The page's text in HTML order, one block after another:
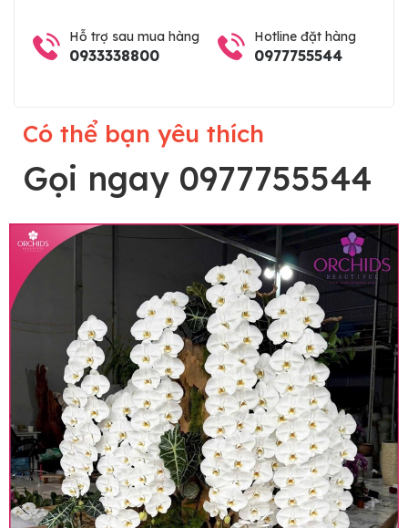
Lưu ý trước khi đặt hàng
• Về cây hoa: Một chậu hoa lan hồ điệp đẹp và
hoàn chỉnh sẽ được phối ghép từ nhiều cây hoa
và tạo dáng hoàn toàn thủ công nên có thể sẽ
khác nhau đôi chút giữa sản phẩm thực tế và
Hỗ trợ sau mua hàng
0933338800
Hotline đặt hàng
0977755544
Có thể bạn yêu thích
Gọi ngay 0977755544